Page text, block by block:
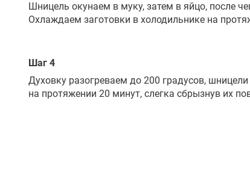
Шницель окунаем в муку, затем в яйцо, после
Охлаждаем заготовки в холодильнике на
Шаг 4
Духовку разогреваем до 200 градусов,
на протяжении 20 минут, слегка сбрызнув их